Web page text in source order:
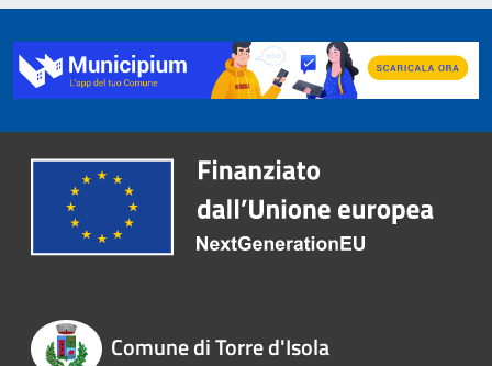
Comune di Torre d'Isola